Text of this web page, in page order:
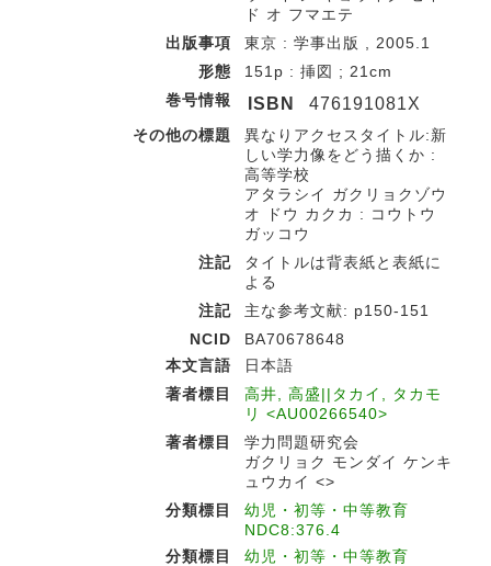
ド オ フマエテ
出版事項
東京 : 学事出版 , 2005.1
形態
151p : 挿図 ; 21cm
巻号情報
ISBN 476191081X
その他の標題
異なりアクセスタイトル:新
しい学力像をどう描くか :
高等学校
アタラシイ ガクリョクゾウ
オ ドウ カクカ : コウトウ
ガッコウ
注記
タイトルは背表紙と表紙に
よる
注記
主な参考文献: p150-151
NCID
BA70678648
本文言語
日本語
著者標目
高井, 高盛||タカイ, タカモ
リ <AU00266540>
著者標目
学力問題研究会
ガクリョク モンダイ ケンキ
ュウカイ <>
分類標目
幼児・初等・中等教育
NDC8:376.4
分類標目
幼児・初等・中等教育